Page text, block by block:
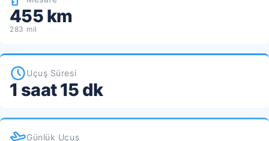
455 km
283 mil
Uçuş Süresi
1 saat 15 dk
Günlük Uçuş